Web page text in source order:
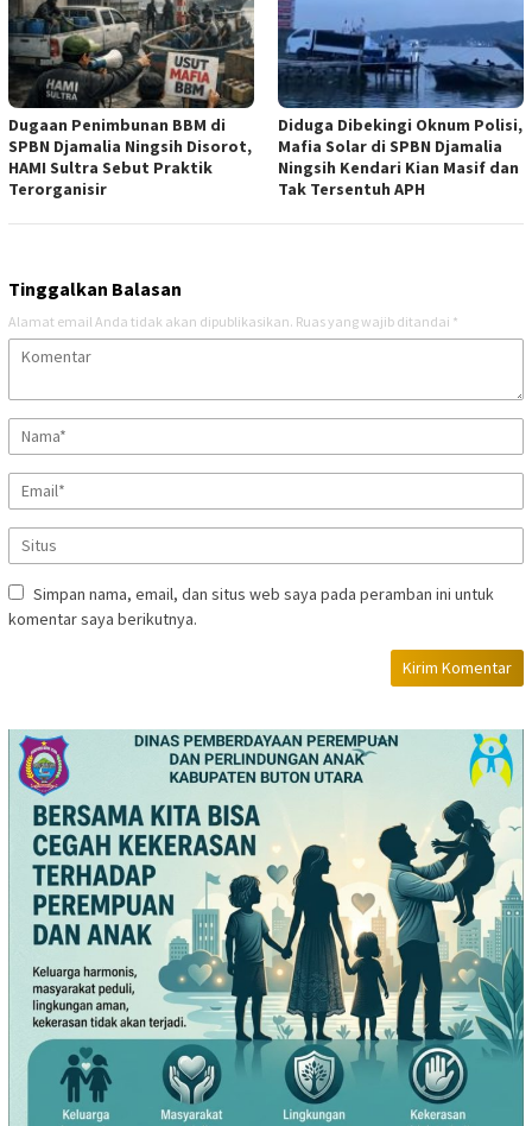
Dugaan Penimbunan BBM di
SPBN Djamalia Ningsih Disorot,
HAMI Sultra Sebut Praktik
Terorganisir
Diduga Dibekingi Oknum Polisi,
Mafia Solar di SPBN Djamalia
Ningsih Kendari Kian Masif dan
Tak Tersentuh APH
Tinggalkan Balasan
Alamat email Anda tidak akan dipublikasikan. Ruas yang wajib ditandai *
Simpan nama, email, dan situs web saya pada peramban ini untuk
komentar saya berikutnya.